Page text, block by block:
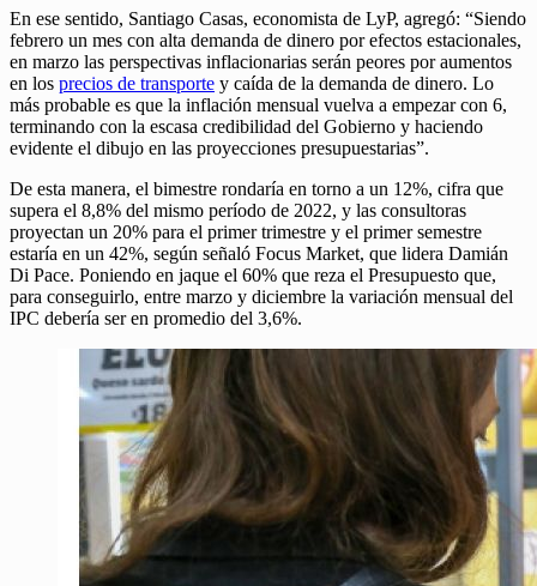
En ese sentido, Santiago Casas, economista de LyP, agregó: “Siendo
febrero un mes con alta demanda de dinero por efectos estacionales,
en marzo las perspectivas inflacionarias serán peores por aumentos
en los precios de transporte y caída de la demanda de dinero. Lo
más probable es que la inflación mensual vuelva a empezar con 6,
terminando con la escasa credibilidad del Gobierno y haciendo
evidente el dibujo en las proyecciones presupuestarias”.
De esta manera, el bimestre rondaría en torno a un 12%, cifra que
supera el 8,8% del mismo período de 2022, y las consultoras
proyectan un 20% para el primer trimestre y el primer semestre
estaría en un 42%, según señaló Focus Market, que lidera Damián
Di Pace. Poniendo en jaque el 60% que reza el Presupuesto que,
para conseguirlo, entre marzo y diciembre la variación mensual del
IPC debería ser en promedio del 3,6%.